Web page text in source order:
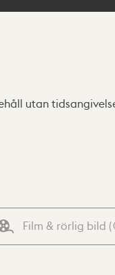
utan
Film & rörlig bild (